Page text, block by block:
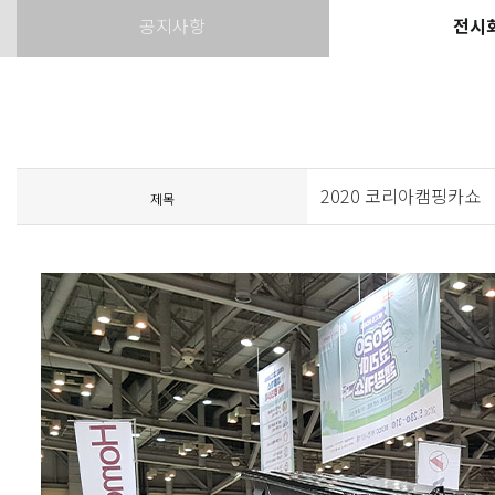
공지사항 전시
제목 2020 코리아캠핑카쇼